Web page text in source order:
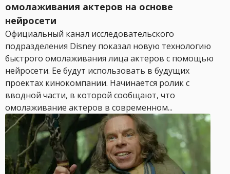
омолаживания актеров на основе
нейросети
Официальный канал исследовательского
подразделения Disney показал новую технологию
быстрого омолаживания лица актеров с помощью
нейросети. Ее будут использовать в будущих
проектах кинокомпании. Начинается ролик с
вводной части, в которой сообщают, что
омолаживание актеров в современном...